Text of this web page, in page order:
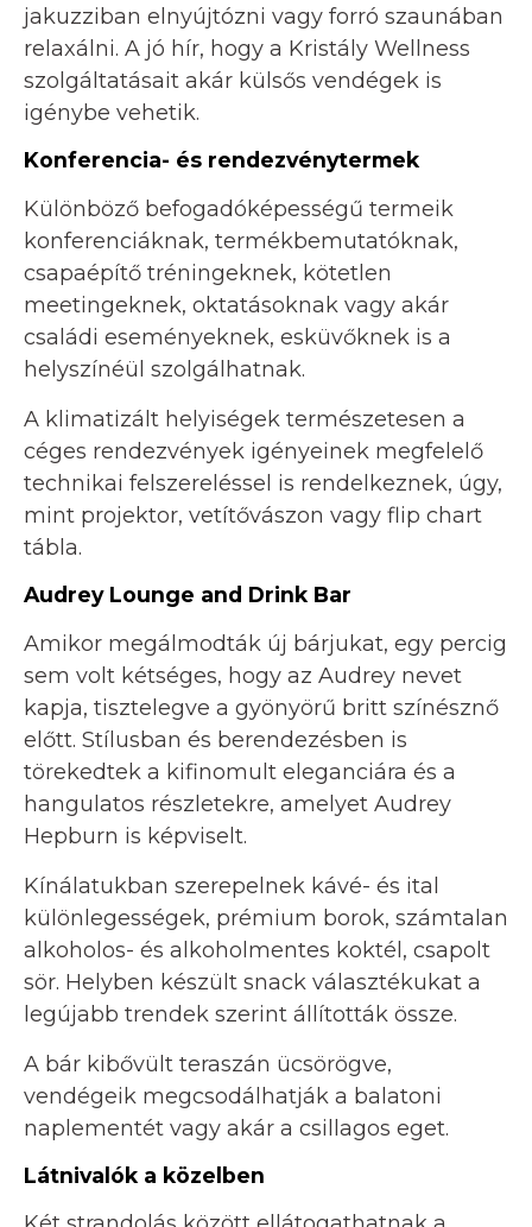
jakuzziban elnyújtózni vagy forró szaunában
relaxálni. A jó hír, hogy a Kristály Wellness
szolgáltatásait akár külsős vendégek is
igénybe vehetik.
Konferencia- és rendezvénytermek
Különböző befogadóképességű termeik
konferenciáknak, termékbemutatóknak,
csapaépítő tréningeknek, kötetlen
meetingeknek, oktatásoknak vagy akár
családi eseményeknek, esküvőknek is a
helyszínéül szolgálhatnak.
A klimatizált helyiségek természetesen a
céges rendezvények igényeinek megfelelő
technikai felszereléssel is rendelkeznek, úgy,
mint projektor, vetítővászon vagy flip chart
tábla.
Audrey Lounge and Drink Bar
Amikor megálmodták új bárjukat, egy percig
sem volt kétséges, hogy az Audrey nevet
kapja, tisztelegve a gyönyörű britt színésznő
előtt. Stílusban és berendezésben is
törekedtek a kifinomult eleganciára és a
hangulatos részletekre, amelyet Audrey
Hepburn is képviselt.
Kínálatukban szerepelnek kávé- és ital
különlegességek, prémium borok, számtalan
alkoholos- és alkoholmentes koktél, csapolt
sör. Helyben készült snack választékukat a
legújabb trendek szerint állították össze.
A bár kibővült teraszán ücsörögve,
vendégeik megcsodálhatják a balatoni
naplementét vagy akár a csillagos eget.
Látnivalók a közelben